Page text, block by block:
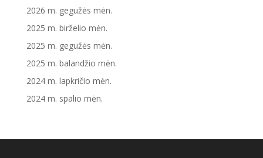
2026 m. gegužės mėn.
2025 m. birželio mėn.
2025 m. gegužės mėn.
2025 m. balandžio mėn.
2024 m. lapkričio mėn.
2024 m. spalio mėn.